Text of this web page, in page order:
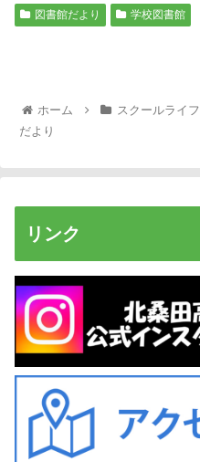
図書館だより 学校図書館
ホーム スクールライフ
だより
リンク